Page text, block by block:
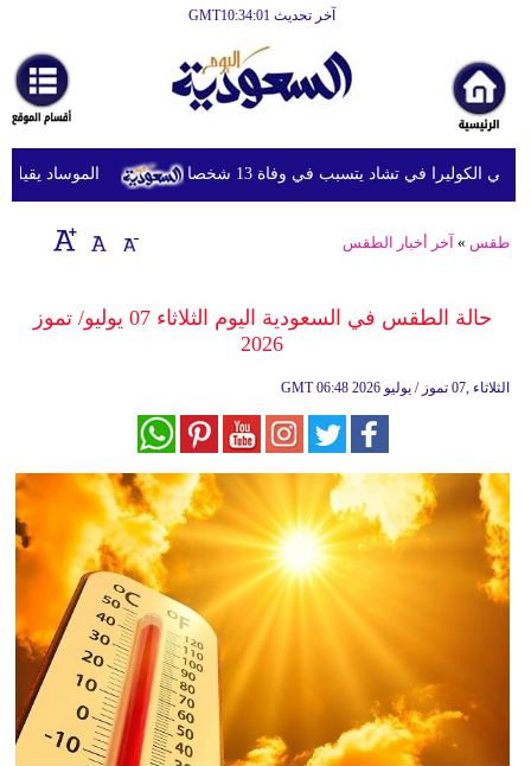
آخر تحديث GMT10:34:01
أخبارعاجلة
رياضة
ثقافة
إقتصاد
وموسيقى
سياحة
وسفر
أخبار
إعلام
تعليم
الموساد يقيل الكوليرا في تشاد يتسبب في وفاة 13 شخصا
طقس » آخر أخبار الطقس
حالة الطقس في السعودية اليوم الثلاثاء 07 يوليو/ تموز
2026
GMT 06:48 2026 الثلاثاء ,07 تموز / يوليو